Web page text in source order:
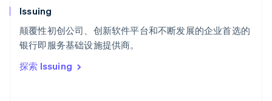
Issuing
颠覆性初创公司、创新软件平台和不断发展的企业首选的
银行即服务基础设施提供商。
探索 Issuing
斯洛文尼亚
English
泰国
ไทยEnglish
English